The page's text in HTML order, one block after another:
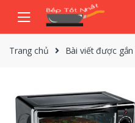
navigation
content
Trang chủ Bài viết được gắn